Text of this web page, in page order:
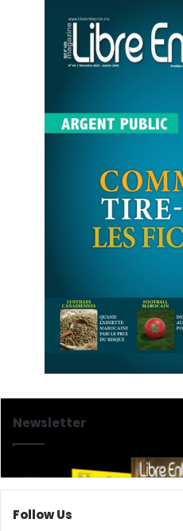
Newsletter
Follow Us